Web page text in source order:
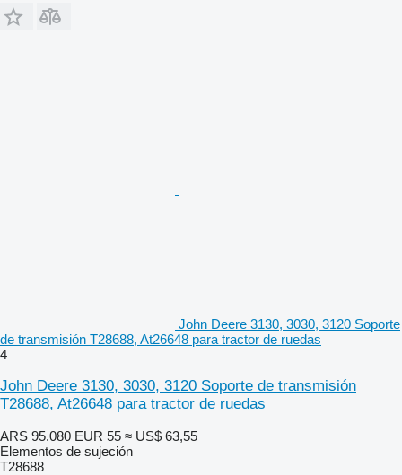
John Deere 3130, 3030, 3120 Soporte
de transmisión T28688, At26648 para tractor de ruedas
4
John Deere 3130, 3030, 3120 Soporte de transmisión
T28688, At26648 para tractor de ruedas
ARS 95.080 EUR 55 ≈ US$ 63,55
Elementos de sujeción
T28688